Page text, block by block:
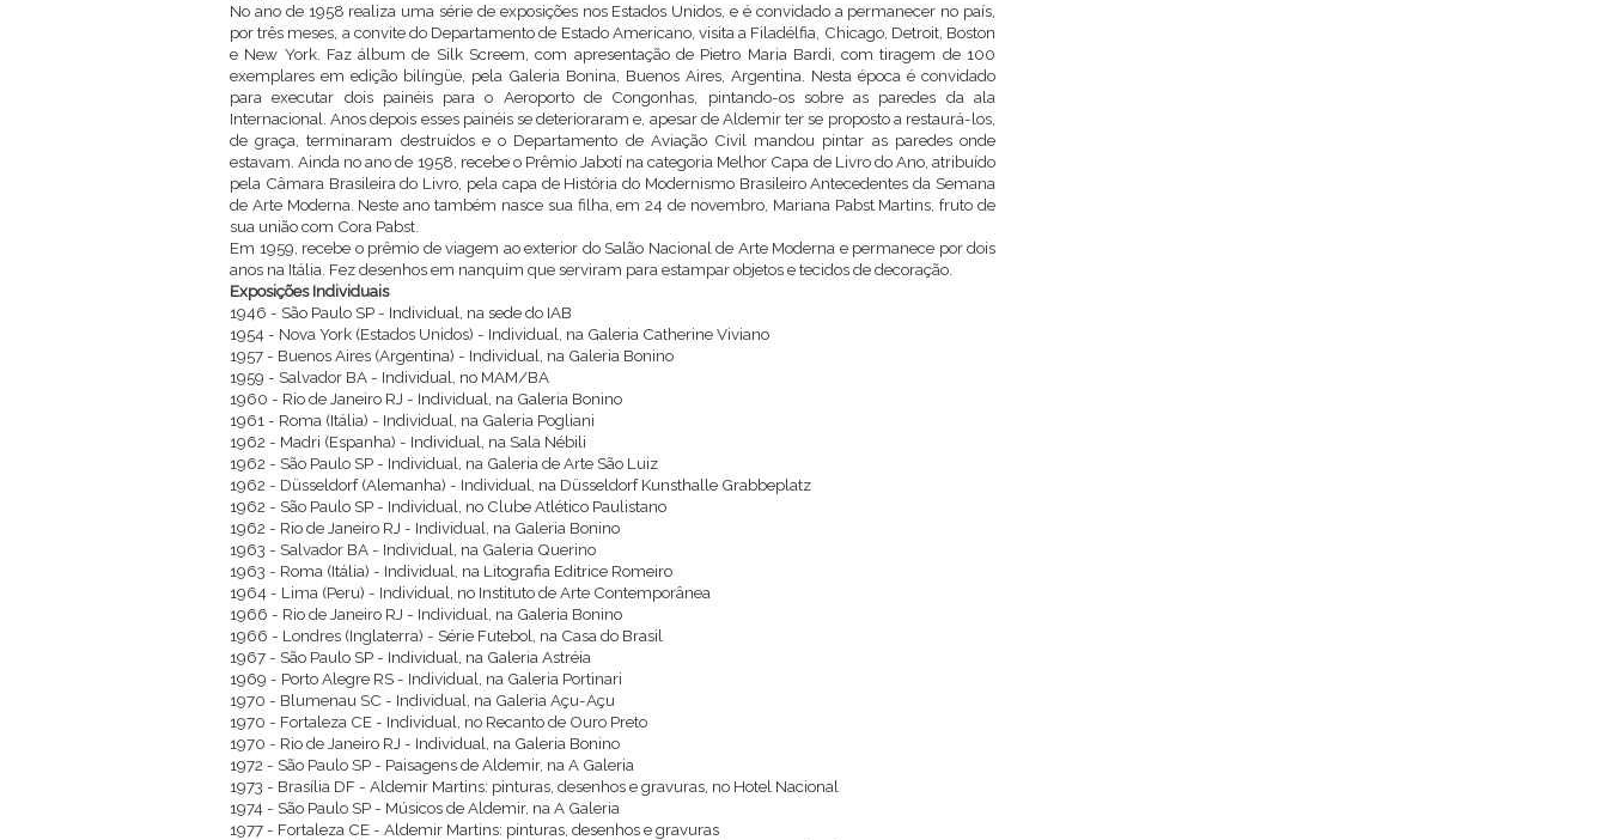
No ano de 1958 realiza uma série de exposições nos Estados Unidos, e é convidado a permanecer no país,
por três meses, a convite do Departamento de Estado Americano, visita a Filadélfia, Chicago, Detroit, Boston
e New York. Faz álbum de Silk Screem, com apresentação de Pietro Maria Bardi, com tiragem de 100
exemplares em edição bilíngüe, pela Galeria Bonina, Buenos Aires, Argentina. Nesta época é convidado
para executar dois painéis para o Aeroporto de Congonhas, pintando-os sobre as paredes da ala
Internacional. Anos depois esses painéis se deterioraram e, apesar de Aldemir ter se proposto a restaurá-los,
de graça, terminaram destruídos e o Departamento de Aviação Civil mandou pintar as paredes onde
estavam. Ainda no ano de 1958, recebe o Prêmio Jabotí na categoria Melhor Capa de Livro do Ano, atribuído
pela Câmara Brasileira do Livro, pela capa de História do Modernismo Brasileiro Antecedentes da Semana
de Arte Moderna. Neste ano também nasce sua filha, em 24 de novembro, Mariana Pabst Martins, fruto de
sua união com Cora Pabst.
Em 1959, recebe o prêmio de viagem ao exterior do Salão Nacional de Arte Moderna e permanece por dois
anos na Itália. Fez desenhos em nanquim que serviram para estampar objetos e tecidos de decoração.
Exposições Individuais
1946 - São Paulo SP - Individual, na sede do IAB
1954 - Nova York (Estados Unidos) - Individual, na Galeria Catherine Viviano
1957 - Buenos Aires (Argentina) - Individual, na Galeria Bonino
1959 - Salvador BA - Individual, no MAM/BA
1960 - Rio de Janeiro RJ - Individual, na Galeria Bonino
1961 - Roma (Itália) - Individual, na Galeria Pogliani
1962 - Madri (Espanha) - Individual, na Sala Nébili
1962 - São Paulo SP - Individual, na Galeria de Arte São Luiz
1962 - Düsseldorf (Alemanha) - Individual, na Düsseldorf Kunsthalle Grabbeplatz
1962 - São Paulo SP - Individual, no Clube Atlético Paulistano
1962 - Rio de Janeiro RJ - Individual, na Galeria Bonino
1963 - Salvador BA - Individual, na Galeria Querino
1963 - Roma (Itália) - Individual, na Litografia Editrice Romeiro
1964 - Lima (Peru) - Individual, no Instituto de Arte Contemporânea
1966 - Rio de Janeiro RJ - Individual, na Galeria Bonino
1966 - Londres (Inglaterra) - Série Futebol, na Casa do Brasil
1967 - São Paulo SP - Individual, na Galeria Astréia
1969 - Porto Alegre RS - Individual, na Galeria Portinari
1970 - Blumenau SC - Individual, na Galeria Açu-Açu
1970 - Fortaleza CE - Individual, no Recanto de Ouro Preto
1970 - Rio de Janeiro RJ - Individual, na Galeria Bonino
1972 - São Paulo SP - Paisagens de Aldemir, na A Galeria
1973 - Brasília DF - Aldemir Martins: pinturas, desenhos e gravuras, no Hotel Nacional
1974 - São Paulo SP - Músicos de Aldemir, na A Galeria
1977 - Fortaleza CE - Aldemir Martins: pinturas, desenhos e gravuras